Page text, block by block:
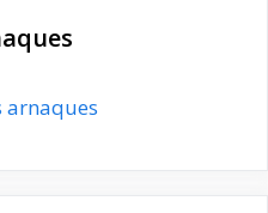
arnaques